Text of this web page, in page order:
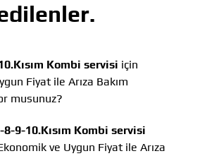
Kombi servisi için
Fiyat ile Arıza Bakım
musunuz?
9-10.Kısım Kombi servisi
ve Uygun Fiyat ile Arıza